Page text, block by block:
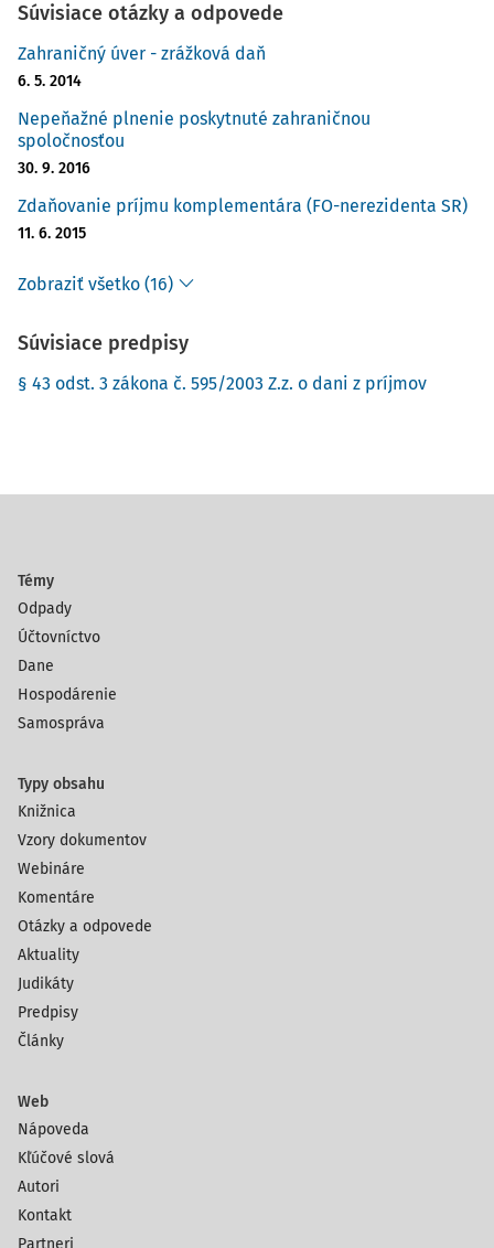
Súvisiace otázky a odpovede
Zahraničný úver - zrážková daň
6. 5. 2014
Nepeňažné plnenie poskytnuté zahraničnou
spoločnosťou
30. 9. 2016
Zdaňovanie príjmu komplementára (FO-nerezidenta SR)
11. 6. 2015
Zobraziť všetko (16)
Súvisiace predpisy
§ 43 odst. 3 zákona č. 595/2003 Z.z. o dani z príjmov
Témy
Odpady
Účtovníctvo
Dane
Hospodárenie
Samospráva
Typy obsahu
Knižnica
Vzory dokumentov
Webináre
Komentáre
Otázky a odpovede
Aktuality
Judikáty
Predpisy
Články
Web
Nápoveda
Kľúčové slová
Autori
Kontakt
Partneri